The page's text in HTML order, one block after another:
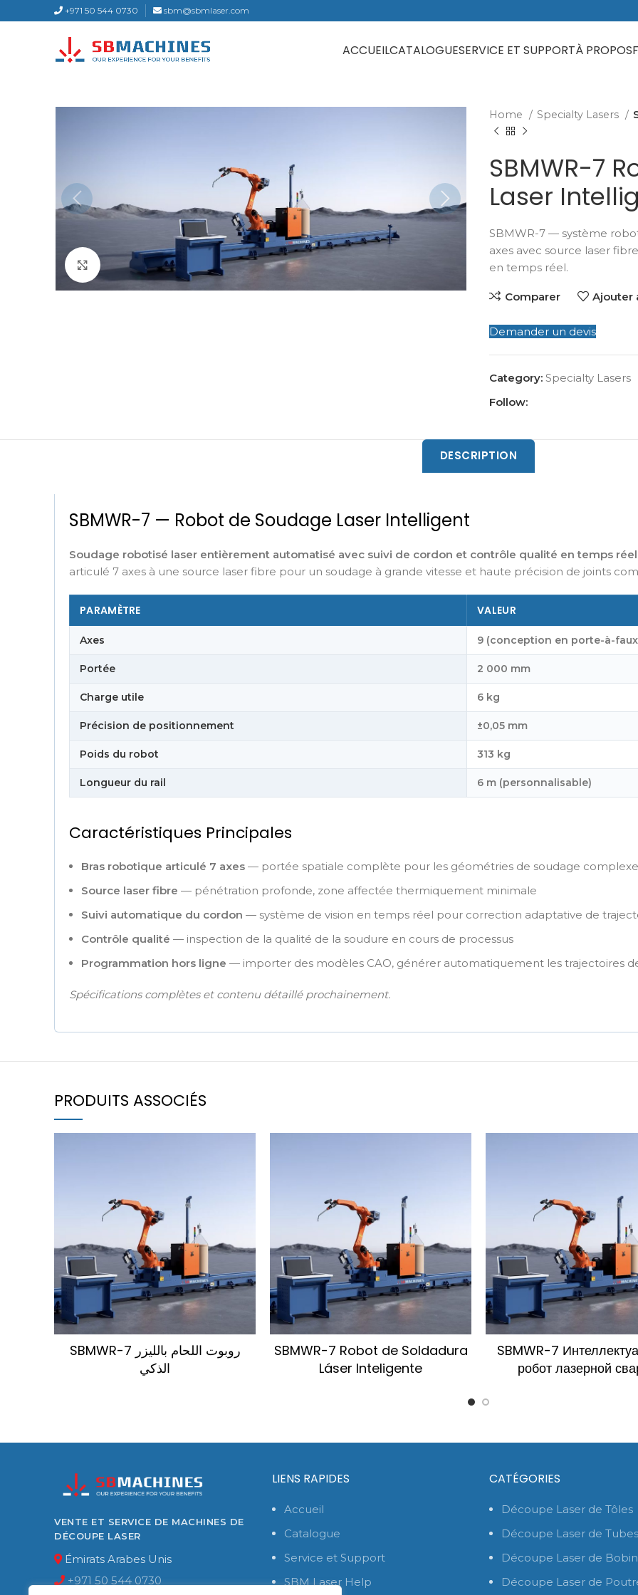
+971 50 544 0730 sbm@sbmlaser.com
ACCUEILCATALOGUESERVICE ET SUPPORTÀ PROPOS
Click to enlarge
Home Specialty Lasers
SBMWR-7
Laser
SBMWR-7 — système
axes avec source laser
en temps réel.
Comparer Ajouter
Demander un devis
Category: Specialty Lasers
Follow:
DESCRIPTION
SBMWR-7 — Robot de Soudage Laser Intelligent
Soudage robotisé laser entièrement automatisé avec suivi de cordon et contrôle qualité en temps
articulé 7 axes à une source laser fibre pour un soudage à grande vitesse et haute précision de joints
PARAMÈTRE VALEUR
Axes 9 (conception en porte-à-
Portée 2 000 mm
Charge utile 6 kg
Précision de positionnement ±0,05 mm
Poids du robot 313 kg
Longueur du rail 6 m (personnalisable)
Caractéristiques Principales
Bras robotique articulé 7 axes — portée spatiale complète pour les géométries de soudage
Source laser fibre — pénétration profonde, zone affectée thermiquement minimale
Suivi automatique du cordon — système de vision en temps réel pour correction adaptative de
Contrôle qualité — inspection de la qualité de la soudure en cours de processus
Programmation hors ligne — importer des modèles CAO, générer automatiquement les trajectoires
Spécifications complètes et contenu détaillé prochainement.
PRODUITS ASSOCIÉS
SBMWR-7 روبوت اللحام بالليزر
الذكي
SBMWR-7 Robot de Soldadura
Láser Inteligente
SBMWR-7
робот лазерной
VENTE ET SERVICE DE MACHINES DE
DÉCOUPE LASER
Émirats Arabes Unis
+971 50 544 0730
LIENS RAPIDES
Accueil
Catalogue
Service et Support
SBM Laser Help
CATÉGORIES
Découpe Laser de Tôles
Découpe Laser de Tubes
Découpe Laser de
Découpe Laser de